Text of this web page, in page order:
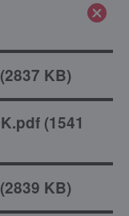
(2837 KB)
(1541
(2839 KB)